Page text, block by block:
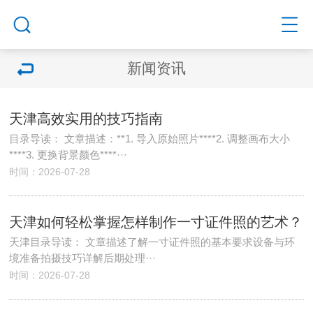
新闻资讯
天津高效实用的技巧指南
目录导读： 文章描述：**1. 导入原始照片****2. 调整画布大小
****3. 更换背景颜色****···
时间：2026-07-28
天津如何轻松掌握怎样制作一寸证件照的艺术？
天津目录导读： 文章描述了解一寸证件照的基本要求设备与环
境准备拍摄技巧详解后期处理···
时间：2026-07-28